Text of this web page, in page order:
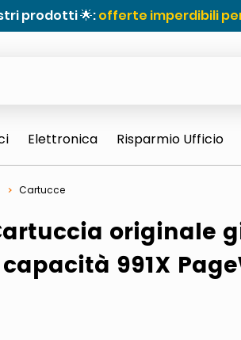
prodotti 🌟:offerte imperdibili
Elettronica Risparmio Ufficio
Cartucce
originale
991X